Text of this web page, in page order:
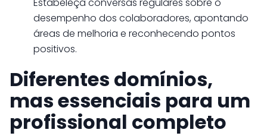
desempenho dos colaboradores, apontando
áreas de melhoria e reconhecendo pontos
positivos.
Diferentes domínios,
mas essenciais para um
profissional completo